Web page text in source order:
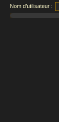
Nom d’utilisateur :